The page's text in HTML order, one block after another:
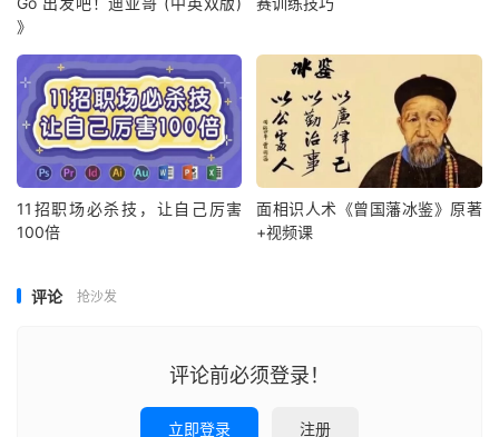
》
11招职场必杀技，让自己厉害
100倍
面相识人术《曾国藩冰鉴》原著
+视频课
评论 抢沙发
评论前必须登录！
立即登录 注册